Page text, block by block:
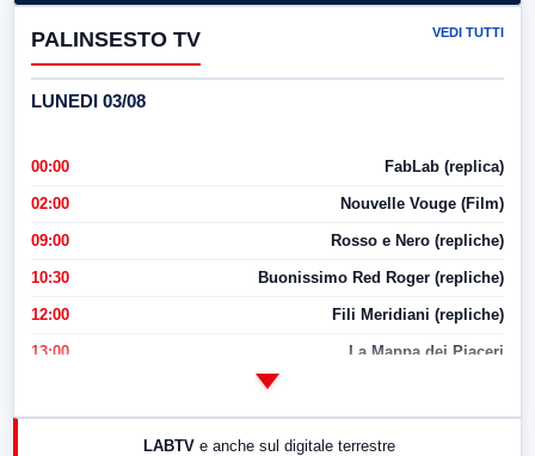
PALINSESTO TV VEDI TUTTI
LUNEDI 03/08
00:00 FabLab (replica)
02:00 Nouvelle Vouge (Film)
09:00 Rosso e Nero (repliche)
10:30 Buonissimo Red Roger (repliche)
12:00 Fili Meridiani (repliche)
13:00 La Mappa dei Piaceri
17:00 LabNews (replica)
LABTV e anche sul digitale terrestre